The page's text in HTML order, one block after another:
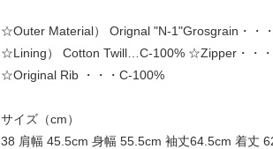
☆Outer Material） Orignal "N-1"Grosgrain・・
☆Lining） Cotton Twill…C-100% ☆Zipper・・
☆Original Rib ・・・C-100%
サイズ（cm）
38 肩幅 45.5cm 身幅 55.5cm 袖丈64.5cm 着丈